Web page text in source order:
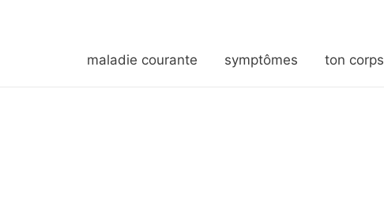
maladie courante symptômes ton corps